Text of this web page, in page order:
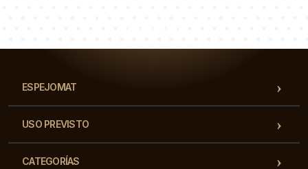
ESPEJOMAT
USO PREVISTO
CATEGORÍAS